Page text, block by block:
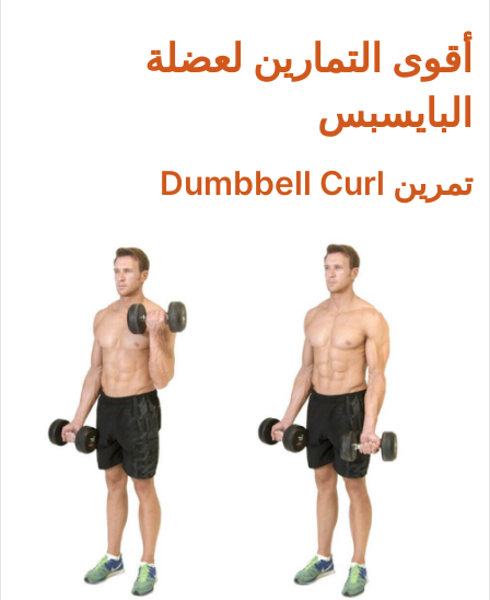
أقوى التمارين لعضلة
البايسبس
تمرين Dumbbell Curl